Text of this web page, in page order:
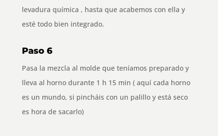
levadura química , hasta que acabemos con ella y
esté todo bien integrado.
Paso 6
Pasa la mezcla al molde que teníamos preparado y
lleva al horno durante 1 h 15 min ( aquí cada horno
es un mundo, si pincháis con un palillo y está seco
es hora de sacarlo)